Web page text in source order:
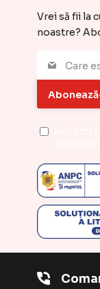
Vrei să fii la
noastre?